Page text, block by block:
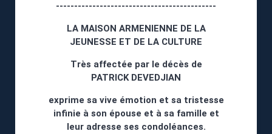
--------------------------------------------
LA MAISON ARMENIENNE DE LA
JEUNESSE ET DE LA CULTURE
Très affectée par le décès de
PATRICK DEVEDJIAN
exprime sa vive émotion et sa tristesse
infinie à son épouse et à sa famille et
leur adresse ses condoléances.